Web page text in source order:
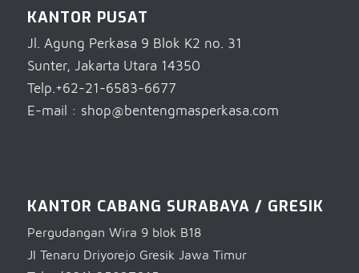
KANTOR PUSAT
Jl. Agung Perkasa 9 Blok K2 no. 31
Sunter, Jakarta Utara 14350
Telp.+62-21-6583-6677
E-mail : shop@bentengmasperkasa.com
KANTOR CABANG SURABAYA / GRESIK
Pergudangan Wira 9 blok B18
Jl Tenaru Driyorejo Gresik Jawa Timur